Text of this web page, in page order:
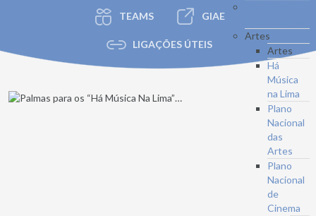
Artes
Artes
Há
Música
na Lima
Plano
Nacional
das
Artes
Plano
Nacional
de
Cinema
TEAMS GIAE
LIGAÇÕES ÚTEIS